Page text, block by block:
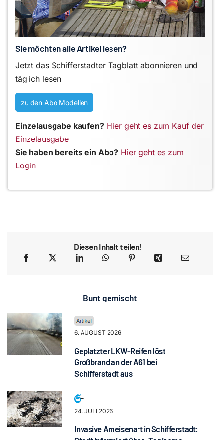
Sie möchten alle Artikel lesen?
Jetzt das Schifferstadter Tagblatt abonnieren und
täglich lesen
zu den Abo Modellen
Einzelausgabe kaufen? Hier geht es zum Kauf der
Einzelausgabe
Sie haben bereits ein Abo? Hier geht es zum
Login
Diesen Inhalt teilen!
Bunt gemischt
6. AUGUST 2026
Geplatzter LKW-Reifen löst
Großbrand an der A61 bei
Schifferstadt aus
24. JULI 2026
Invasive Ameisenart in Schifferstadt: